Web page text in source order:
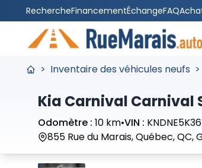
RechercheFinancementÉchangeFAQ
> Inventaire des véhicules neufs >
Kia Carnival Carnival
Odomètre : 10 km•VIN :
855 Rue du Marais, Québec, QC,